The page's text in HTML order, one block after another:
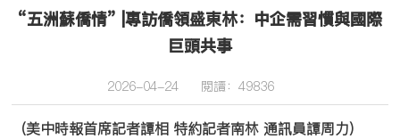
“五洲蘇僑情” |專訪僑領盛東林：中企需習慣與國際
巨頭共事
2026-04-24 閱讀：49836
（美中時報首席記者譚相 特約記者南林 通訊員譚周力）